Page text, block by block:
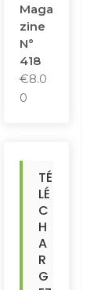
Maga
Zine
N°
418
€8.0
0
TÉ
LÉ
C
H
A
R
G